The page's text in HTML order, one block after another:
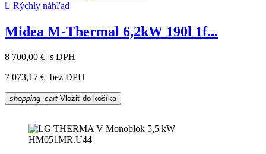
 Rýchly náhľad
Midea M-Thermal 6,2kW 190l 1f...
8 700,00 € s DPH
7 073,17 € bez DPH
shopping_cart Vložiť do košíka